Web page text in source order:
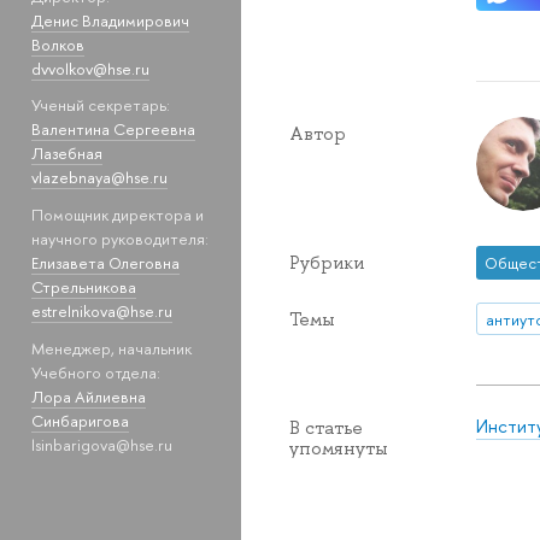
Денис Владимирович
Волков
dvvolkov@hse.ru
Ученый секретарь:
Валентина Сергеевна
Лазебная
vlazebnaya@hse.ru
Помощник директора и
научного руководителя:
Елизавета Олеговна
Стрельникова
estrelnikova@hse.ru
Менеджер, начальник
Учебного отдела:
Лора Айлиевна
Синбаригова
lsinbarigova@hse.ru
Автор
Рубрики
Темы
В статье
упомянуты